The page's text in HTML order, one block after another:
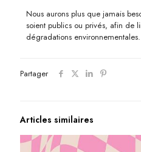
Nous aurons plus que jamais
soient publics ou privés, afin de
dégradations environnementales.
Partager
Articles similaires